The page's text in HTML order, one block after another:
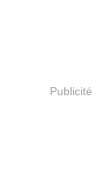
Publicité